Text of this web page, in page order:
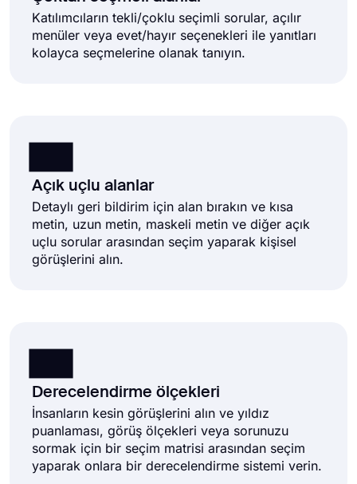
Katılımcıların tekli/çoklu seçimli sorular, açılır
menüler veya evet/hayır seçenekleri ile yanıtları
kolayca seçmelerine olanak tanıyın.
Açık uçlu alanlar
Detaylı geri bildirim için alan bırakın ve kısa
metin, uzun metin, maskeli metin ve diğer açık
uçlu sorular arasından seçim yaparak kişisel
görüşlerini alın.
Derecelendirme ölçekleri
İnsanların kesin görüşlerini alın ve yıldız
puanlaması, görüş ölçekleri veya sorunuzu
sormak için bir seçim matrisi arasından seçim
yaparak onlara bir derecelendirme sistemi verin.